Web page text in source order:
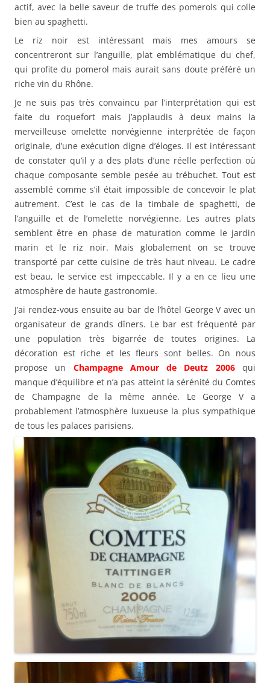
actif, avec la belle saveur de truffe des pomerols qui colle
bien au spaghetti.
Le riz noir est intéressant mais mes amours se
concentreront sur l’anguille, plat emblématique du chef,
qui profite du pomerol mais aurait sans doute préféré un
riche vin du Rhône.
Je ne suis pas très convaincu par l’interprétation qui est
faite du roquefort mais j’applaudis à deux mains la
merveilleuse omelette norvégienne interprétée de façon
originale, d’une exécution digne d’éloges. Il est intéressant
de constater qu’il y a des plats d’une réelle perfection où
chaque composante semble pesée au trébuchet. Tout est
assemblé comme s’il était impossible de concevoir le plat
autrement. C’est le cas de la timbale de spaghetti, de
l’anguille et de l’omelette norvégienne. Les autres plats
semblent être en phase de maturation comme le jardin
marin et le riz noir. Mais globalement on se trouve
transporté par cette cuisine de très haut niveau. Le cadre
est beau, le service est impeccable. Il y a en ce lieu une
atmosphère de haute gastronomie.
J’ai rendez-vous ensuite au bar de l’hôtel George V avec un
organisateur de grands dîners. Le bar est fréquenté par
une population très bigarrée de toutes origines. La
décoration est riche et les fleurs sont belles. On nous
propose un Champagne Amour de Deutz 2006qui
manque d’équilibre et n’a pas atteint la sérénité du Comtes
de Champagne de la même année. Le George V a
probablement l’atmosphère luxueuse la plus sympathique
de tous les palaces parisiens.